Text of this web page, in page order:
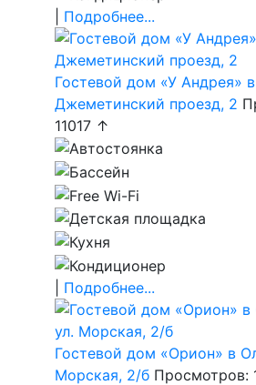
Подробнее...
Гостевой дом «У Андрея»
Джеметинский проезд, 2
11017 ↑
Подробнее...
Гостевой дом «Орион» в
Морская, 2/б Просмотров: